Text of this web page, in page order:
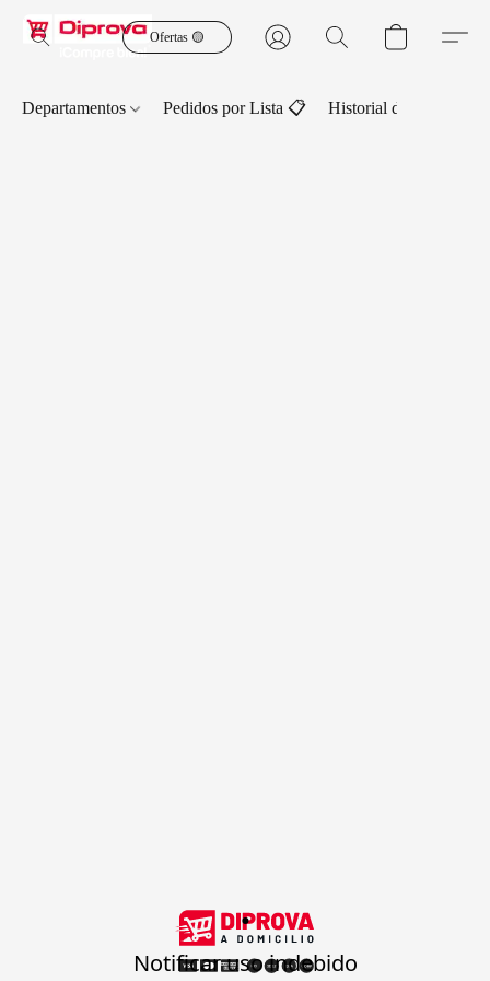
Ofertas 🟡
Departamentos Pedidos por Lista 📋 Historial de Pedidos
.
Notificar uso indebido